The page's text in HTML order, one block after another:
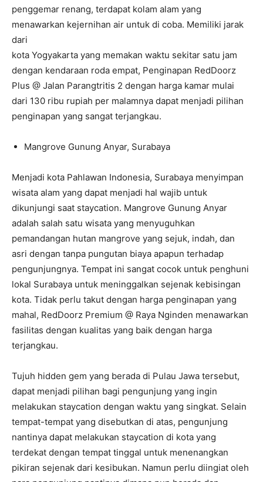
penggemar renang, terdapat kolam alam yang
menawarkan kejernihan air untuk di coba. Memiliki jarak
dari
kota Yogyakarta yang memakan waktu sekitar satu jam
dengan kendaraan roda empat, Penginapan RedDoorz
Plus @ Jalan Parangtritis 2 dengan harga kamar mulai
dari 130 ribu rupiah per malamnya dapat menjadi pilihan
penginapan yang sangat terjangkau.
Mangrove Gunung Anyar, Surabaya
Menjadi kota Pahlawan Indonesia, Surabaya menyimpan
wisata alam yang dapat menjadi hal wajib untuk
dikunjungi saat staycation. Mangrove Gunung Anyar
adalah salah satu wisata yang menyuguhkan
pemandangan hutan mangrove yang sejuk, indah, dan
asri dengan tanpa pungutan biaya apapun terhadap
pengunjungnya. Tempat ini sangat cocok untuk penghuni
lokal Surabaya untuk meninggalkan sejenak kebisingan
kota. Tidak perlu takut dengan harga penginapan yang
mahal, RedDoorz Premium @ Raya Nginden menawarkan
fasilitas dengan kualitas yang baik dengan harga
terjangkau.
Tujuh hidden gem yang berada di Pulau Jawa tersebut,
dapat menjadi pilihan bagi pengunjung yang ingin
melakukan staycation dengan waktu yang singkat. Selain
tempat-tempat yang disebutkan di atas, pengunjung
nantinya dapat melakukan staycation di kota yang
terdekat dengan tempat tinggal untuk menenangkan
pikiran sejenak dari kesibukan. Namun perlu diingiat oleh